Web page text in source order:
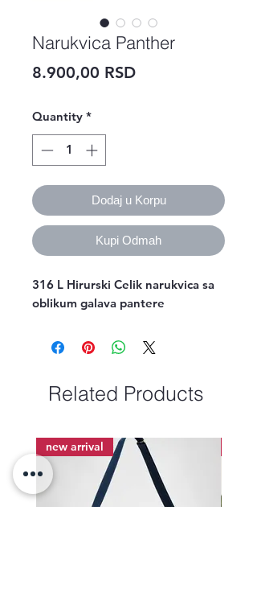
Narukvica Panther
8.900,00 RSDPrice
Quantity *
Dodaj u Korpu
Kupi Odmah
316 L Hirurski Celik narukvica sa
oblikum galava pantere
Related Products
new arrival